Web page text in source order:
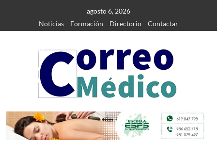
contenido
agosto 6, 2026
Noticias
Formación Directorio Contactar